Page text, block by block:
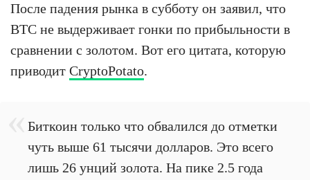
После падения рынка в субботу он заявил, что
BTC не выдерживает гонки по прибыльности в
сравнении с золотом. Вот его цитата, которую
приводит CryptoPotato.
Биткоин только что обвалился до отметки
чуть выше 61 тысячи долларов. Это всего
лишь 26 унций золота. На пике 2.5 года